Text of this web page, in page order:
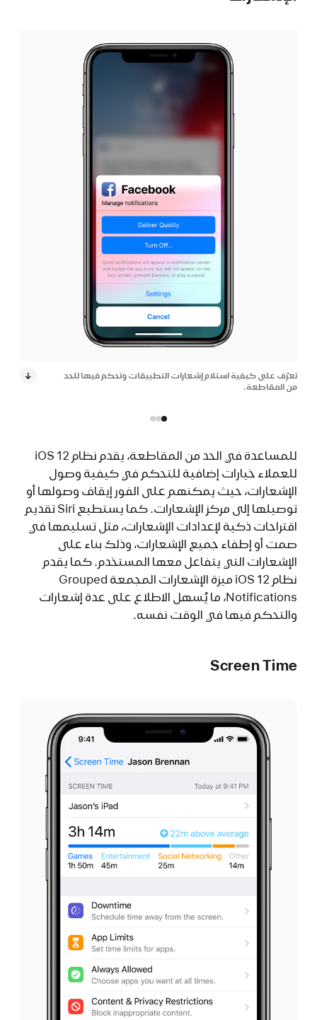
تعرّف على كيفية استلام إشعارات التطبيقات وتحكم فيها للحد
من المقاطعة.
للمساعدة في الحد من المقاطعة، يقدم نظام iOS 12
للعملاء خيارات إضافية للتحكم في كيفية وصول
الإشعارات، حيث يمكنهم على الفور إيقاف وصولها أو
توصيلها إلى مركز الإشعارات. كما يستطيع Siri تقديم
اقتراحات ذكية لإعدادات الإشعارات، مثل تسليمها في
صمت أو إطفاء جميع الإشعارات، وذلك بناء على
الإشعارات التي يتفاعل معها المستخدم. كما يقدم
نظام iOS 12 ميزة الإشعارات المجمعة Grouped
Notifications، ما يُسهل الاطلاع على عدة إشعارات
والتحكم فيها في الوقت نفسه.
Screen Time